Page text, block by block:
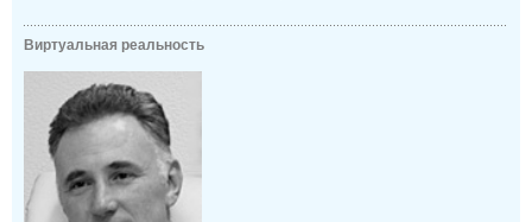
Виртуальная реальность